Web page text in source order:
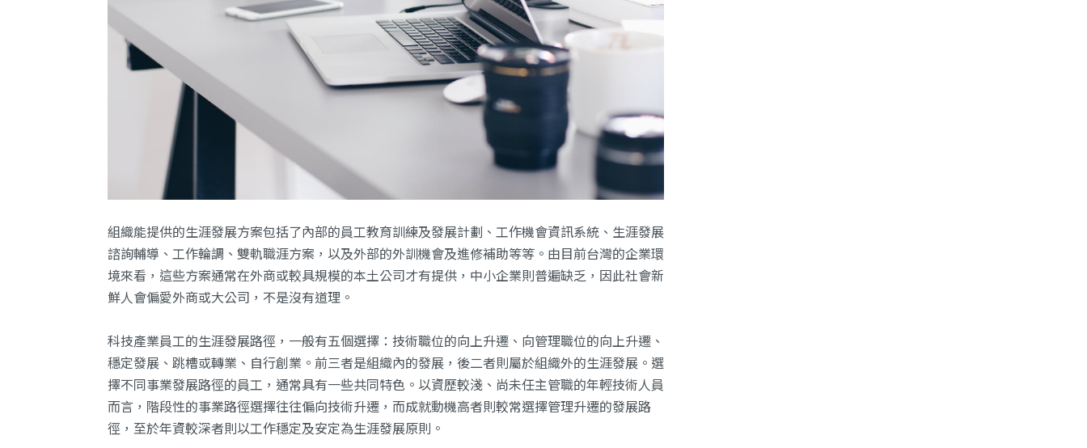
組織能提供的生涯發展方案包括了內部的員工教育訓練及發展計劃、工作機會資訊系統、生涯發展
諮詢輔導、工作輪調、雙軌職涯方案，以及外部的外訓機會及進修補助等等。由目前台灣的企業環
境來看，這些方案通常在外商或較具規模的本土公司才有提供，中小企業則普遍缺乏，因此社會新
鮮人會偏愛外商或大公司，不是沒有道理。
科技產業員工的生涯發展路徑，一般有五個選擇：技術職位的向上升遷、向管理職位的向上升遷、
穩定發展、跳槽或轉業、自行創業。前三者是組織內的發展，後二者則屬於組織外的生涯發展。選
擇不同事業發展路徑的員工，通常具有一些共同特色。以資歷較淺、尚未任主管職的年輕技術人員
而言，階段性的事業路徑選擇往往偏向技術升遷，而成就動機高者則較常選擇管理升遷的發展路
徑，至於年資較深者則以工作穩定及安定為生涯發展原則。